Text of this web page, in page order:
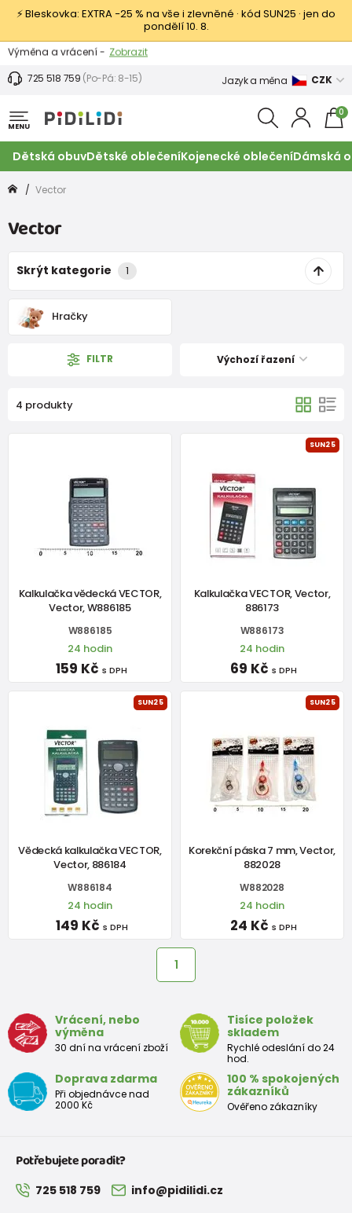
⚡ Bleskovka: EXTRA −25 % na vše i zlevněné · kód SUN25 · jen do
pondělí 10. 8.
Výměna a vrácení - Zobrazit
Sleva 100 Kč na první nákup -
725 518 759 (Po-Pá: 8-15) Jazyk a měna CZK
MENU
0
Dětská obuvDětské oblečeníKojenecké oblečeníDámská
Vector
Vector
Skrýt kategorie 1
Hračky
FILTR Výchozí řazení
4 produkty
Kalkulačka vědecká VECTOR,
Vector, W886185
W886185
24 hodin
159 Kč s DPH
SUN25
Kalkulačka VECTOR, Vector,
886173
W886173
24 hodin
69 Kč s DPH
SUN25
Vědecká kalkulačka VECTOR,
Vector, 886184
W886184
24 hodin
149 Kč s DPH
SUN25
Korekční páska 7 mm, Vector,
882028
W882028
24 hodin
24 Kč s DPH
1
Vrácení, nebo
výměna
30 dní na vrácení zboží
Tisíce položek
skladem
Rychlé odeslání do 24
hod.
Doprava zdarma
Při objednávce nad
2000 Kč
100 % spokojených
zákazníků
Ověřeno zákazníky
Potřebujete poradit?
725 518 759 info@pidilidi.cz